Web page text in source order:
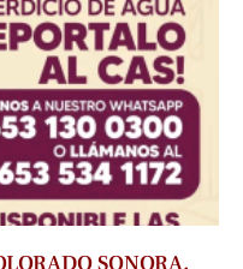
SONORA.